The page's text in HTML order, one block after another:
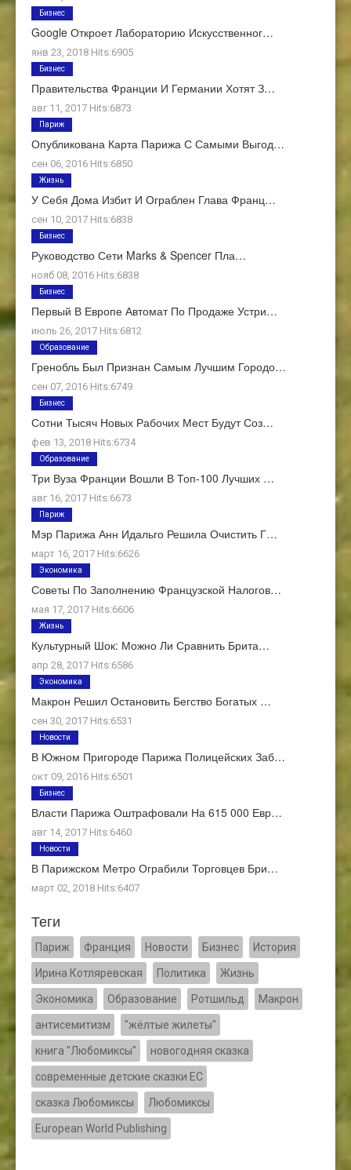
Google Откроет Лабораторию Искусственног…
янв 23, 2018 Hits:6905
Бизнес
Правительства Франции И Германии Хотят З…
авг 11, 2017 Hits:6873
Бизнес
Опубликована Карта Парижа С Самыми Выгод…
сен 06, 2016 Hits:6850
Париж
У Себя Дома Избит И Ограблен Глава Франц…
сен 10, 2017 Hits:6838
Жизнь
Руководство Сети Marks & Spencer Пла…
нояб 08, 2016 Hits:6838
Бизнес
Первый В Европе Автомат По Продаже Устри…
июль 26, 2017 Hits:6812
Бизнес
Гренобль Был Признан Самым Лучшим Городо…
сен 07, 2016 Hits:6749
Образование
Сотни Тысяч Новых Рабочих Мест Будут Соз…
фев 13, 2018 Hits:6734
Бизнес
Три Вуза Франции Вошли В Топ-100 Лучших …
авг 16, 2017 Hits:6673
Образование
Мэр Парижа Анн Идальго Решила Очистить Г…
март 16, 2017 Hits:6626
Париж
Советы По Заполнению Французской Налогов…
мая 17, 2017 Hits:6606
Экономика
Культурный Шок: Можно Ли Сравнить Брита…
апр 28, 2017 Hits:6586
Жизнь
Макрон Решил Остановить Бегство Богатых …
сен 30, 2017 Hits:6531
Экономика
В Южном Пригороде Парижа Полицейских Заб…
окт 09, 2016 Hits:6501
Новости
Власти Парижа Оштрафовали На 615 000 Евр…
авг 14, 2017 Hits:6460
Бизнес
В Парижском Метро Ограбили Торговцев Бри…
март 02, 2018 Hits:6407
Новости
Теги
Париж Франция Новости Бизнес История
Ирина Котляревская Политика Жизнь
Экономика Образование Ротшильд Макрон
антисемитизм "жёлтые жилеты"
книга "Любомиксы" новогодняя сказка
современные детские сказки ЕС
сказка Любомиксы Любомиксы
European World Publishing